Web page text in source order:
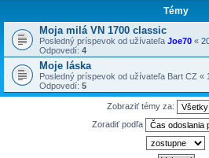
Témy
Moja milá VN 1700 classic
Posledný príspevok od užívateľa Joe70 «
Odpovedí: 4
Moje láska
Posledný príspevok od užívateľa Bart CZ «
Odpovedí: 5
Zobraziť témy za:
Zoradiť podľa